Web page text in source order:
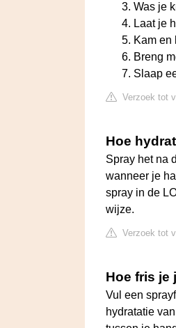
Was je
Laat je
Kam en
Breng
Slaap
Verzoek tot
Hoe
Spray het na
wanneer je
spray in de
wijze.
Verzoek tot
Hoe fris je
Vul een
hydratatie